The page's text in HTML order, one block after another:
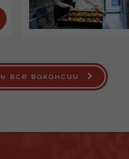
все вакансии